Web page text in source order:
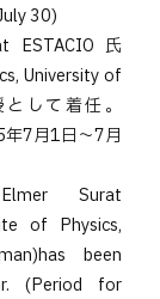
30)
ESTACIO 氏
University of
して着任。
7月1日～7月
Surat
of Physics,
been
(Period for